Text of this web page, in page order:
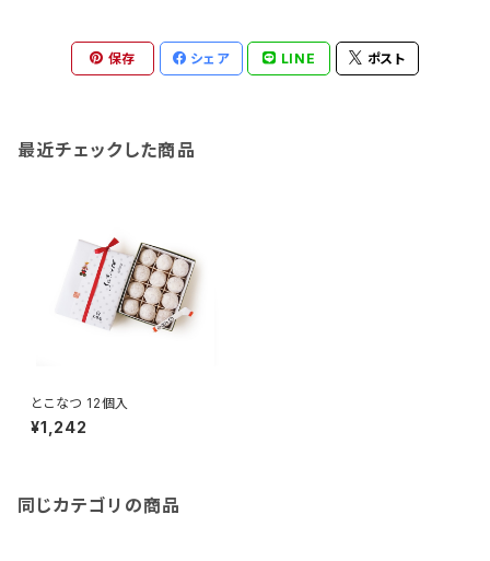
保存 シェア LINE ポスト
最近チェックした商品
とこなつ 12個入
¥1,242
同じカテゴリの商品